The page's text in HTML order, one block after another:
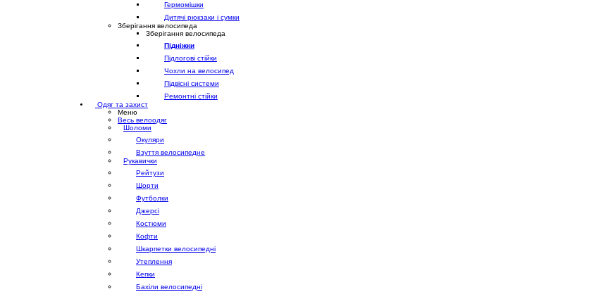
Гермомішки
Дитячі рюкзаки і сумки
Зберігання велосипеда
Зберігання велосипеда
Підніжки
Підлогові стійки
Чохли на велосипед
Підвісні системи
Ремонтні стійки
Одяг та захист
Меню
Весь велоодяг
Шоломи
Окуляри
Взуття велосипедне
Рукавички
Рейтузи
Шорти
Футболки
Джерсі
Костюми
Кофти
Шкарпетки велосипедні
Утеплення
Кепки
Бахіли велосипедні